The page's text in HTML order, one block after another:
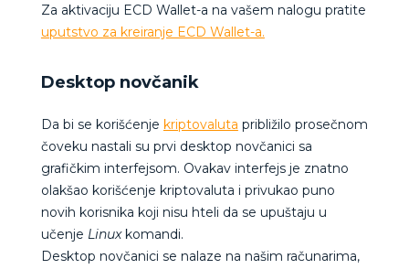
Za aktivaciju ECD Wallet-a na vašem nalogu pratite
uputstvo za kreiranje ECD Wallet-a.
Desktop novčanik
Da bi se korišćenje kriptovaluta približilo prosečnom
čoveku nastali su prvi desktop novčanici sa
grafičkim interfejsom. Ovakav interfejs je znatno
olakšao korišćenje kriptovaluta i privukao puno
novih korisnika koji nisu hteli da se upuštaju u
učenje Linuxkomandi.
Desktop novčanici se nalaze na našim računarima,